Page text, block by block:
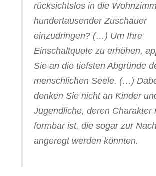
rücksichtslos in die
hundertausender Zuschauer
einzudringen? (…) Um Ihre
Einschaltquote zu erhöhen,
Sie an die tiefsten Abgründe
menschlichen Seele. (…)
denken Sie nicht an Kinder
Jugendliche, deren Charakter
formbar ist, die sogar zur
angeregt werden könnten.